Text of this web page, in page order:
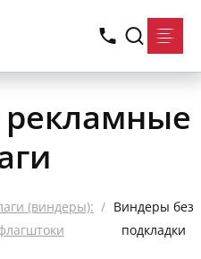
(виндеры): / Виндеры без
подкладки